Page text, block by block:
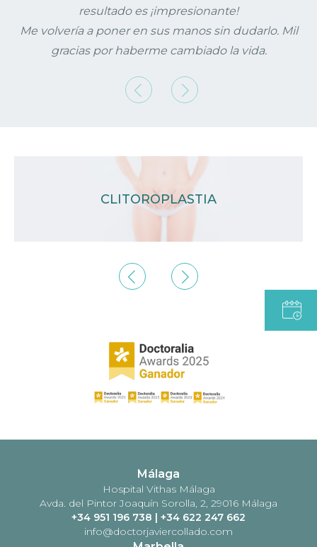
resultado es ¡impresionante!
Me volvería a poner en sus manos sin dudarlo. Mil
gracias por haberme cambiado la vida.
CLITOROPLASTIA
Málaga
Hospital Vithas Málaga
Avda. del Pintor Joaquín Sorolla, 2, 29016 Málaga
+34 951 196 738 | +34 622 247 662
info@doctorjaviercollado.com